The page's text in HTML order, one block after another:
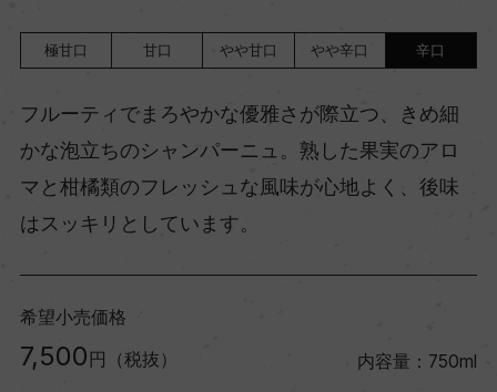
極甘口 甘口 やや甘口 やや辛口 辛口
フルーティでまろやかな優雅さが際立つ、きめ細
かな泡立ちのシャンパーニュ。熟した果実のアロ
マと柑橘類のフレッシュな風味が心地よく、後味
はスッキリとしています。
希望小売価格
7,500 円（税抜） 内容量：750ml